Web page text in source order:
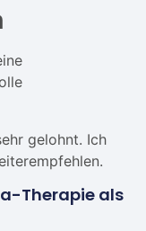
gelohnt. Ich
Therapie als